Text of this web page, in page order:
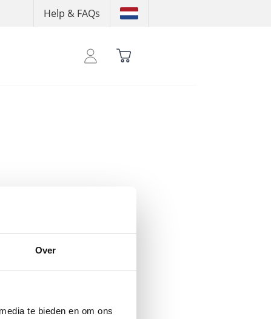
Over
te bieden en om ons
Help & FAQs